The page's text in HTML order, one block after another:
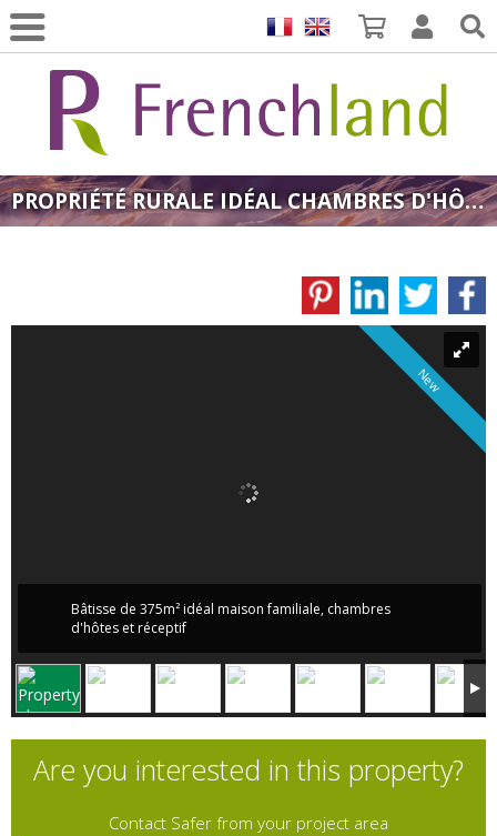
PROPRIÉTÉ RURALE IDÉAL CHAMBRES D'HÔTES GAILLAC 3HA
New
Bâtisse de 375m² idéal maison familiale, chambres
d'hôtes et réceptif
Are you interested in this property?
Contact Safer from your project area